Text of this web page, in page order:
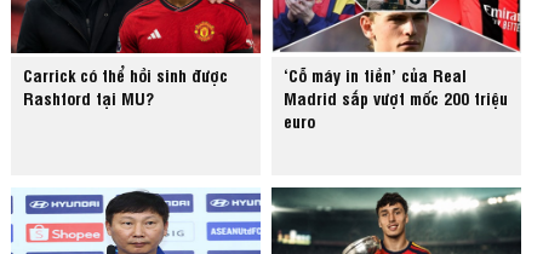
Carrick có thể hồi sinh được
Rashford tại MU?
‘Cỗ máy in tiền’ của Real
Madrid sắp vượt mốc 200 triệu
euro